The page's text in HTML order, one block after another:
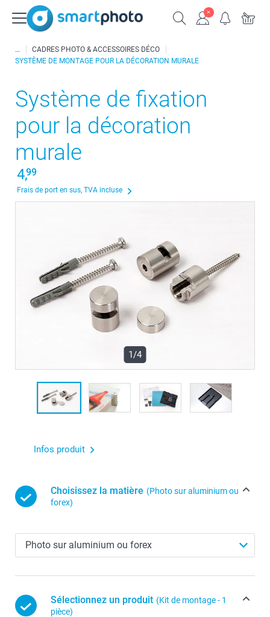
CADRES PHOTO & ACCESSOIRES DÉCO
SYSTÈME DE MONTAGE POUR LA DÉCORATION MURALE
Système de fixation
pour la décoration
murale
4,99
Frais de port en sus, TVA incluse
1/4
Infos produit
Choisissez la matière (Photo sur aluminium ou
forex)
Sélectionnez un produit (Kit de montage - 1
pièce)